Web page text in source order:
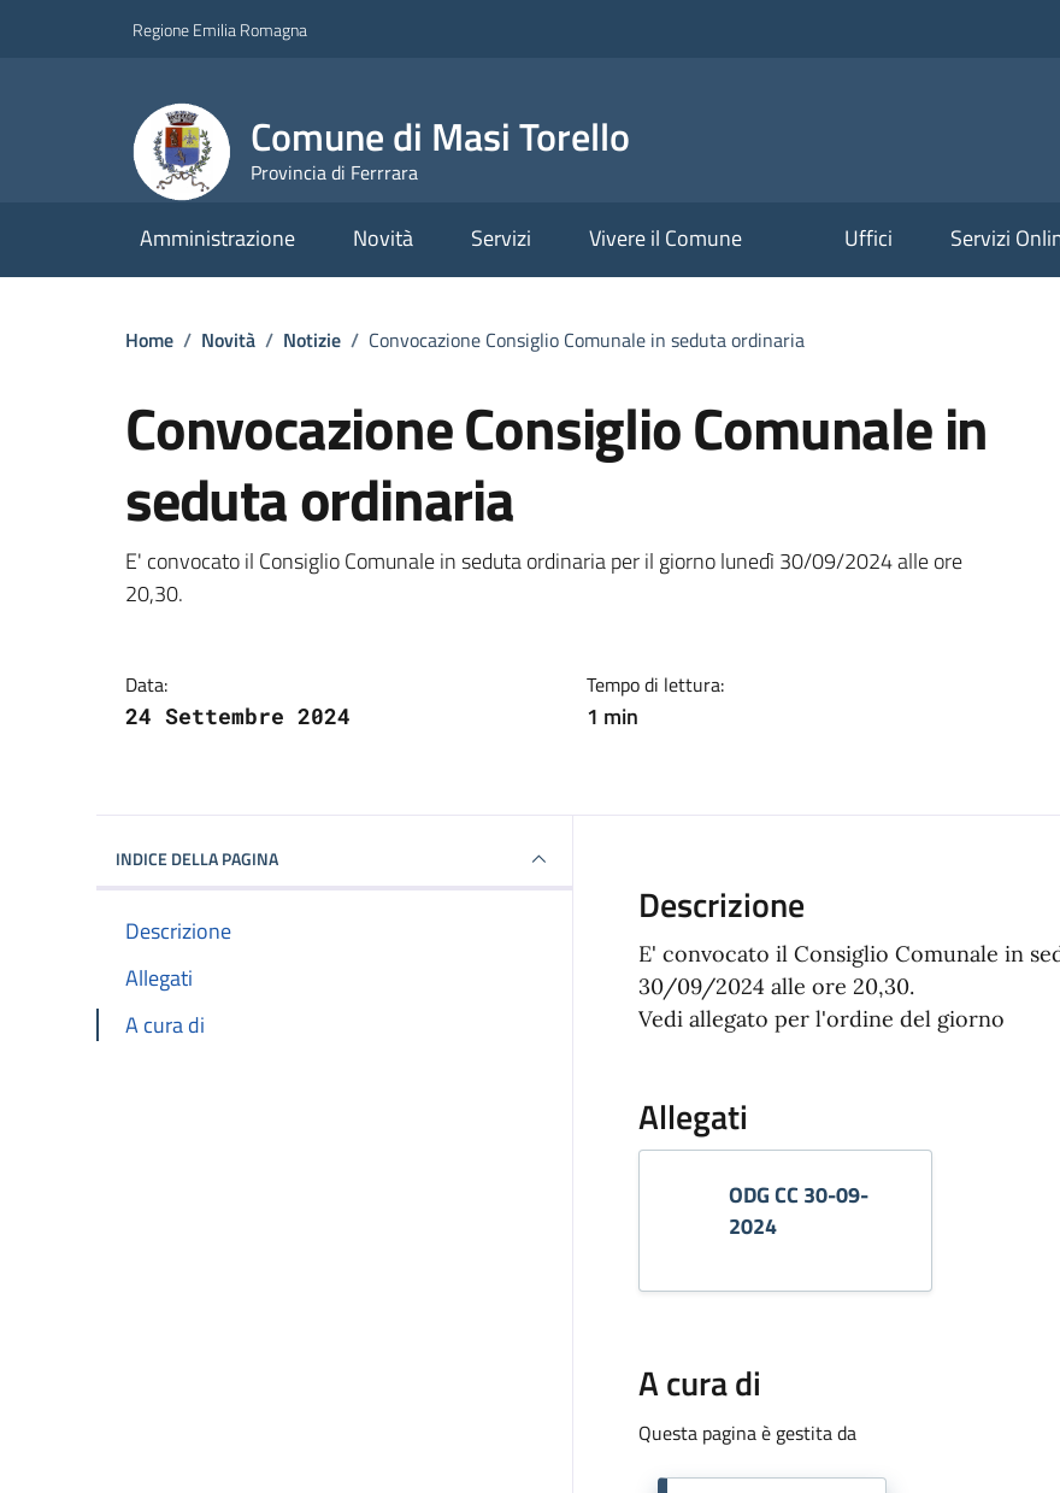
Regione Emilia Romagna
Comune di Masi Torello
Provincia di Ferrrara
Amministrazione Novità Servizi Vivere il Comune Uffici Servizi
Home / Novità / Notizie / Convocazione Consiglio Comunale in seduta ordinaria
Convocazione Consiglio Comunale in
seduta ordinaria
Dettagli della notizia
E' convocato il Consiglio Comunale in seduta ordinaria per il giorno lunedì 30/09/2024 alle ore
20,30.
Data:
24 Settembre 2024
Tempo di lettura:
1 min
INDICE DELLA PAGINA
Descrizione
Allegati
A cura di
Descrizione
E' convocato il Consiglio Comunale in
30/09/2024 alle ore 20,30.
Vedi allegato per l'ordine del giorno
Allegati
ODG CC 30-09-
2024
A cura di
Questa pagina è gestita da